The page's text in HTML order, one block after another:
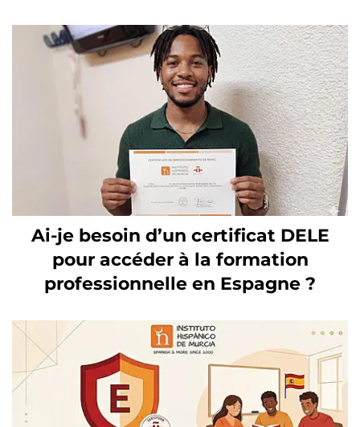
Ai-je besoin d’un certificat DELE
pour accéder à la formation
professionnelle en Espagne ?